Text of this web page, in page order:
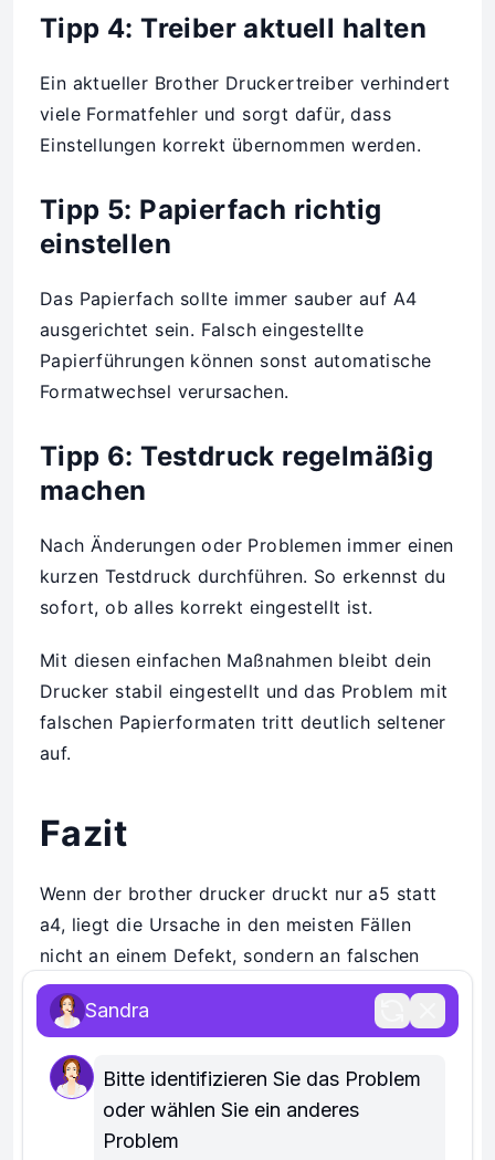
Tipp 4: Treiber aktuell halten
Ein aktueller Brother Druckertreiber verhindert
viele Formatfehler und sorgt dafür, dass
Einstellungen korrekt übernommen werden.
Tipp 5: Papierfach richtig
einstellen
Das Papierfach sollte immer sauber auf A4
ausgerichtet sein. Falsch eingestellte
Papierführungen können sonst automatische
Formatwechsel verursachen.
Tipp 6: Testdruck regelmäßig
machen
Nach Änderungen oder Problemen immer einen
kurzen Testdruck durchführen. So erkennst du
sofort, ob alles korrekt eingestellt ist.
Mit diesen einfachen Maßnahmen bleibt dein
Drucker stabil eingestellt und das Problem mit
falschen Papierformaten tritt deutlich seltener
auf.
Fazit
Wenn der brother drucker druckt nur a5 statt
a4, liegt die Ursache in den meisten Fällen
nicht an einem Defekt, sondern an falschen
Einstellungen im Drucker, im Windows-System
oder in einzelnen Programmen. Das Problem
Standardpapierformat oder durch alte
gespeicherte Druckprofile.
Sandra
Bitte identifizieren Sie das Problem
oder wählen Sie ein anderes
Problem